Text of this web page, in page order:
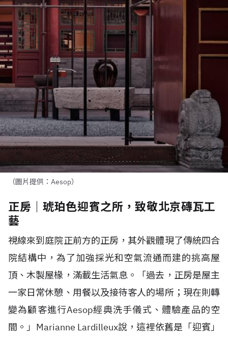
（圖片提供：Aesop）
正房｜琥珀色迎賓之所，致敬北京磚瓦工
藝
視線來到庭院正前方的正房，其外觀體現了傳統四合
院結構中，為了加強採光和空氣流通而建的挑高屋
頂、木製屋椽，滿載生活氣息。「過去，正房是屋主
一家日常休憩、用餐以及接待客人的場所；現在則轉
變為顧客進行Aesop經典洗手儀式、體驗產品的空
間。」 Marianne Lardilleux說 ，這裡依舊是「迎賓」